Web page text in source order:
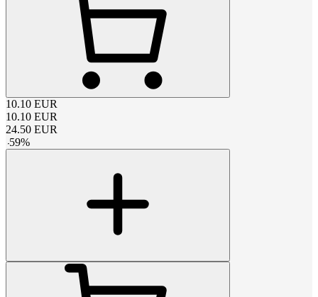
10.10 EUR
10.10 EUR
24.50 EUR
-59%